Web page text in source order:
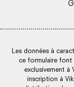
Les données à
ce formulaire font
exclusivement
inscription à